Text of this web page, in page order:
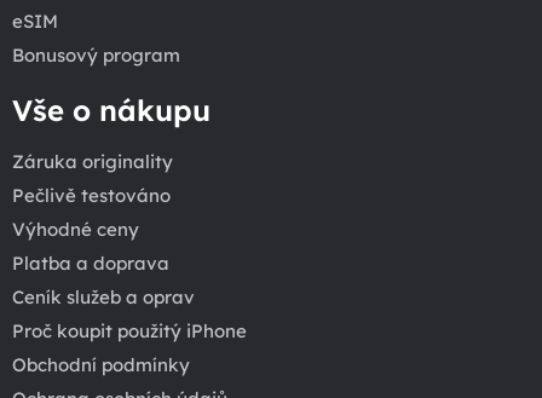
eSIM
Bonusový program
Vše o nákupu
Záruka originality
Pečlivě testováno
Výhodné ceny
Platba a doprava
Ceník služeb a oprav
Proč koupit použitý iPhone
Obchodní podmínky